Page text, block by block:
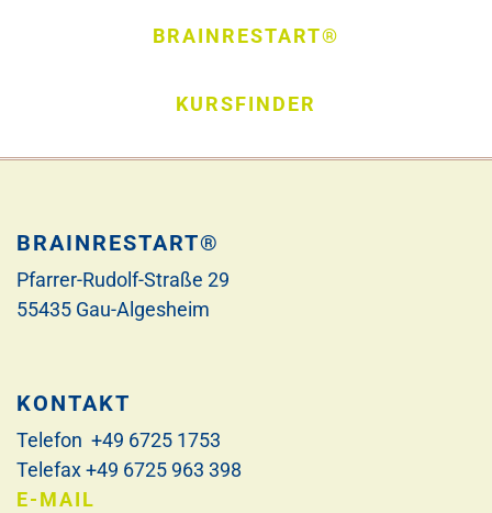
BRAINRESTART®
KURSFINDER
BRAINRESTART®
Pfarrer-Rudolf-Straße 29
55435 Gau-Algesheim
KONTAKT
Telefon +49 6725 1753
Telefax +49 6725 963 398
E-MAIL